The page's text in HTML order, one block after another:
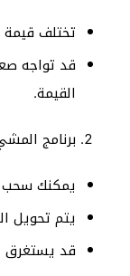
تختلف قيمة Sweatcoins حسب نوع المكافأة.
قد تواجه
القيمة.
برنامج
يمكنك سحب المال
يتم تحويل
قد يستغرق